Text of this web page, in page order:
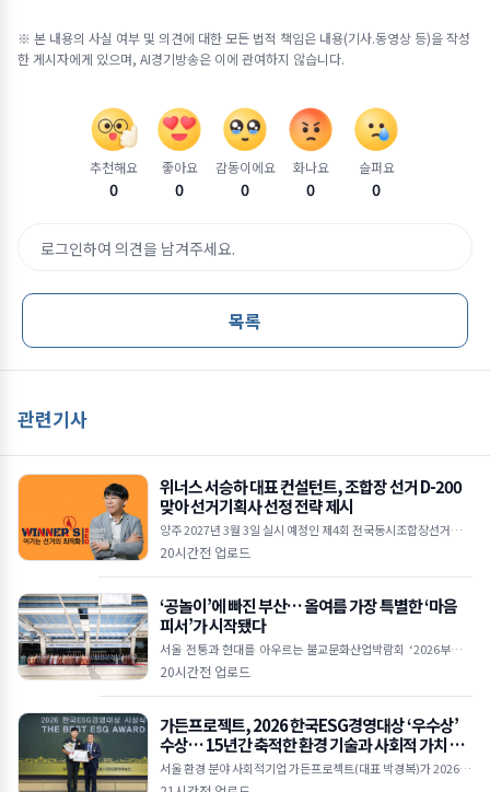
※ 본 내용의 사실 여부 및 의견에 대한 모든 법적 책임은 내용(기사.동영상 등)을 작성
한 게시자에게 있으며, AI경기방송은 이에 관여하지 않습니다.
추천해요
0
좋아요
0
감동이에요
0
화나요
0
슬퍼요
0
로그인하여 의견을 남겨주세요.
목록
관련기사
위너스 서승하 대표 컨설턴트, 조합장 선거 D-200
맞아 선거기획사 선정 전략 제시
양주 2027년 3월 3일 실시 예정인 제4회 전국동시조합장선거가 D
-200 국면에 접어들면서 출마예정자들의 선거 준비가 본격화되고
20시간전 업로드
‘공놀이’에 빠진 부산… 올여름 가장 특별한 ‘마음
피서’가 시작됐다
서울 전통과 현대를 아우르는 불교문화산업박람회 ‘2026부산국
제불교박람회’가 8월 6일 오후 2시 부산 벡스코(BEXCO) 제1전시
20시간전 업로드
가든프로젝트, 2026 한국ESG경영대상 ‘우수상’
수상… 15년간 축적한 환경 기술과 사회적 가치 인
정받아
서울 환경 분야 사회적기업 가든프로젝트(대표 박경복)가 2026 한
국ESG경영대상 ‘우수상’을 수상했다. 이번 수상은 지난 15년간